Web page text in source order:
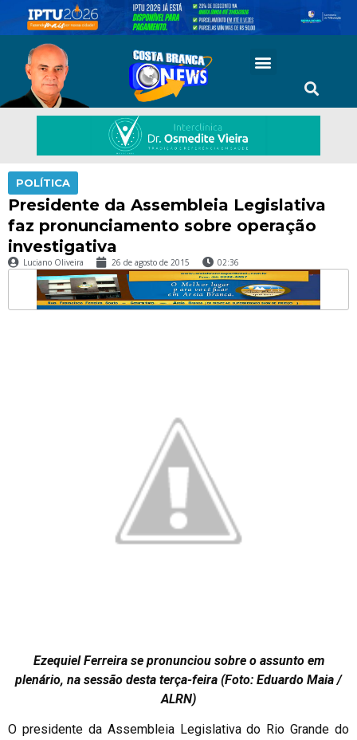
POLÍTICA
Presidente da Assembleia Legislativa
faz pronunciamento sobre operação
investigativa
Luciano Oliveira 26 de agosto de 2015 02:36
Ezequiel Ferreira se pronunciou sobre o assunto em
plenário, na sessão desta terça-feira (Foto: Eduardo Maia /
ALRN)
O presidente da Assembleia Legislativa do Rio Grande do